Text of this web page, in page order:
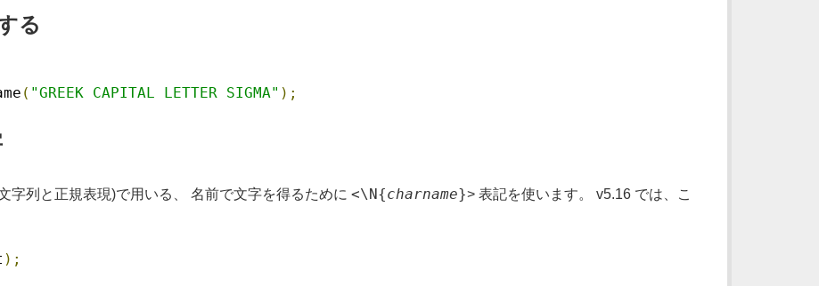
る
( "GREEK CAPITAL LETTER SIGMA" );
字列と正規表現)で用いる、 名前で文字を得るために <\N{charname}> 表記を使います。 v5.16 では、こ
);